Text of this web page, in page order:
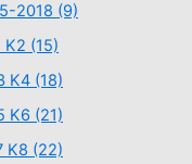
2018 (9)
K2 (15)
K4 (18)
K6 (21)
K8 (22)